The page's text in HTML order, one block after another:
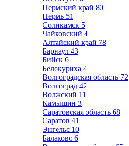
Пермский край 80
Пермь 51
Соликамск 5
Чайковский 4
Алтайский край 78
Барнаул 43
Бийск 6
Белокуриха 4
Волгоградская область 72
Волгоград 42
Волжский 11
Камышин 3
Саратовская область 68
Саратов 41
Энгельс 10
Балаково 6